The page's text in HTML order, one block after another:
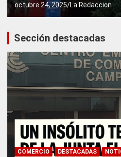
octubre 24, 2025 La Redaccion
Sección destacadas
COMERCIO DESTACADAS